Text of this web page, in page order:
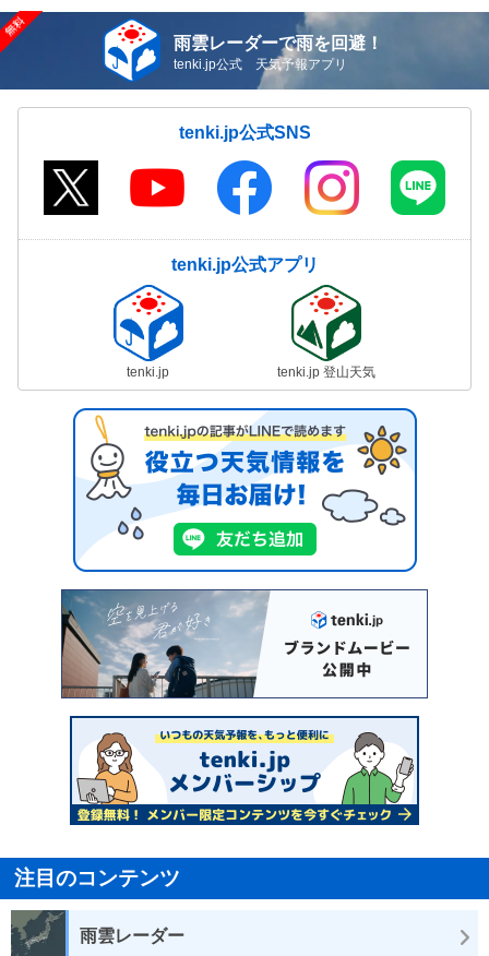
雨雲レーダーで雨を回避！
tenki.jp公式 天気予報アプリ
tenki.jp公式SNS
tenki.jp公式アプリ
tenki.jp tenki.jp 登山天気
注目のコンテンツ
雨雲レーダー